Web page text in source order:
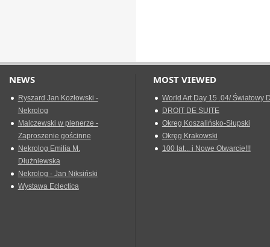
NEWS
Ryszard Jan Kozłowski -
Nekrolog
Malczewski w plenerze -
Zaproszenie gościnne
Nekrolog Emilia M.
Dłużniewska
Nekrolog - Jan Niksiński
Wystawa Eclectica
MOST VIEWED
World Art Day 15 .04/ Światowy
DROIT DE SUITE
Okreg Koszalińsko-Słupski
Okręg Krakowski
100 lat... i Nowe Otwarcie!!!